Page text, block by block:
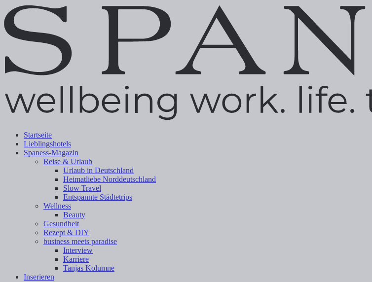
Startseite
Lieblingshotels
Spaness-Magazin
Reise & Urlaub
Urlaub in Deutschland
Heimatliebe Norddeutschland
Slow Travel
Entspannte Städtetrips
Wellness
Beauty
Gesundheit
Rezept & DIY
business meets paradise
Interview
Karriere
Tanjas Kolumne
Inserieren